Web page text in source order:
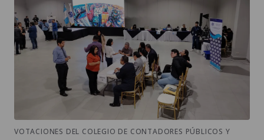
VOTACIONES DEL COLEGIO DE CONTADORES PÚBLICOS Y